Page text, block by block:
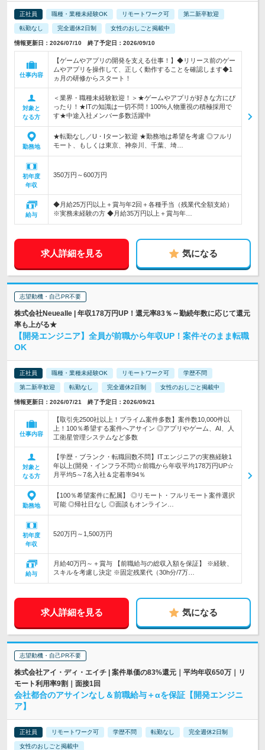
正社員 職種・業種未経験OK リモートワーク可 第二新卒歓迎
転勤なし 完全週休2日制 女性のおしごと掲載中
情報更新日：2026/07/10 終了予定日：2026/09/10
仕事内容
【ゲームやアプリの開発を支える仕事！】◆リリース前のゲー
ムやアプリを操作して、正しく動作することを確認します◆1
ヵ月の研修からスタート！
対象と
なる方
＜業界・職種未経験歓迎！＞★ゲームやアプリが好きな方にぴ
ったり！★ITの知識は一切不問！100%人物重視の積極採用で
す★中途入社メンバー多数活躍中
勤務地
★転勤なし／U・Iターン歓迎 ★勤務地は希望を考慮 ◎フルリ
モート、もしくは東京、神奈川、千葉、埼…
初年度
年収
350万円～600万円
給与
◆月給25万円以上＋賞与年2回＋各種手当（残業代全額支給）
※実務未経験の方 ◆月給35万円以上＋賞与年…
求人詳細を見る 気になる
志望動機・自己PR不要
株式会社Neuealle | 年収178万円UP！還元率83％～勤続年数に応じて還元
率も上がる★
【開発エンジニア】全員が前職から年収UP！案件そのまま転職
OK
正社員 職種・業種未経験OK リモートワーク可 学歴不問
第二新卒歓迎 転勤なし 完全週休2日制 女性のおしごと掲載中
情報更新日：2026/07/21 終了予定日：2026/09/21
仕事内容
【取引先2500社以上！プライム案件多数】案件数10,000件以
上！100％希望する案件へアサイン ◎アプリやゲーム、AI、人
工衛星管理システムなど多数
対象と
なる方
【学歴・ブランク・転職回数不問】ITエンジニアの実務経験1
年以上(開発・インフラ不問)☆前職から年収平均178万円UP☆
月平均5～7名入社＆定着率94％
勤務地
【100％希望案件に配属】 ◎リモート・フルリモート案件選択
可能 ◎帰社日なし ◎面談もオンライン…
初年度
年収
520万円～1,500万円
給与
月給40万円～＋賞与 【前職給与の総収入額を保証】 ※経験、
スキルを考慮し決定 ※固定残業代（30h分/7万…
求人詳細を見る 気になる
志望動機・自己PR不要
株式会社アイ・ディ・エイチ | 案件単価の83%還元｜平均年収650万｜リ
モート利用率9割｜面接1回
会社都合のアサインなし＆前職給与＋αを保証【開発エンジニ
ア】
正社員 リモートワーク可 学歴不問 転勤なし 完全週休2日制
女性のおしごと掲載中